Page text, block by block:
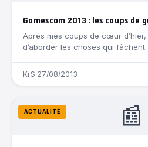
Gamescom 2013 : les coups de
Après mes coups de cœur
d’aborder les choses qui fâchent.
KrS·27/08/2013
📰
ACTUALITÉ